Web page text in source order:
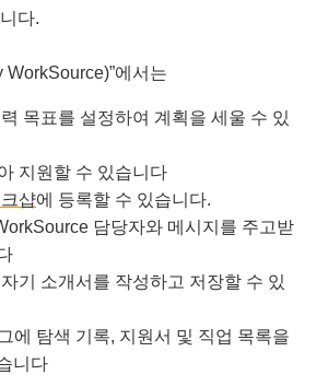
다.
WorkSource)”에서는
목표를 설정하여 계획을 세울 수 있
지원할 수 있습니다
샵에 등록할 수 있습니다.
담당자와 메시지를 주고받
기 소개서를 작성하고 저장할 수 있
에 탐색 기록, 지원서 및 직업 목록을
니다